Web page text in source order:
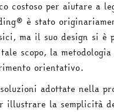
costoso per aiutare a
è stato
ma il suo design si è
scopo, la metodologia
orientativo.
adottate nella
illustrare la semplicità